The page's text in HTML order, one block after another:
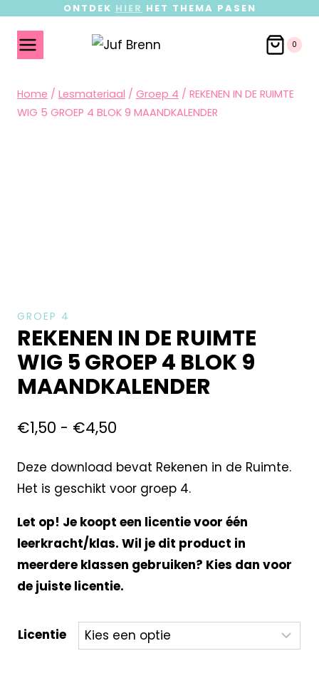
ONTDEK HIER HET THEMA PASEN
0
Home / Lesmateriaal / Groep 4 / REKENEN IN DE RUIMTE
WIG 5 GROEP 4 BLOK 9 MAANDKALENDER
GROEP 4
REKENEN IN DE RUIMTE
WIG 5 GROEP 4 BLOK 9
MAANDKALENDER
€1,50 - €4,50
Deze download bevat Rekenen in de Ruimte.
Het is geschikt voor groep 4.
Let op! Je koopt een licentie voor één
leerkracht/klas. Wil je dit product in
meerdere klassen gebruiken? Kies dan voor
de juiste licentie.
Licentie